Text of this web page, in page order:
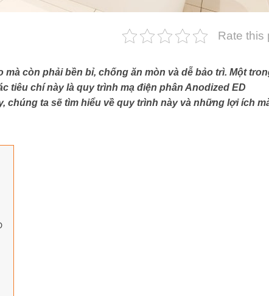
Rate this
còn phải bền bỉ, chống ăn mòn và dễ bảo trì. Một
tiêu chí này là quy trình mạ điện phân Anodized ED
chúng ta sẽ tìm hiểu về quy trình này và những lợi ích